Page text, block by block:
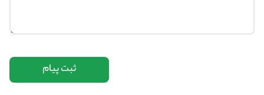
ثبت پیام